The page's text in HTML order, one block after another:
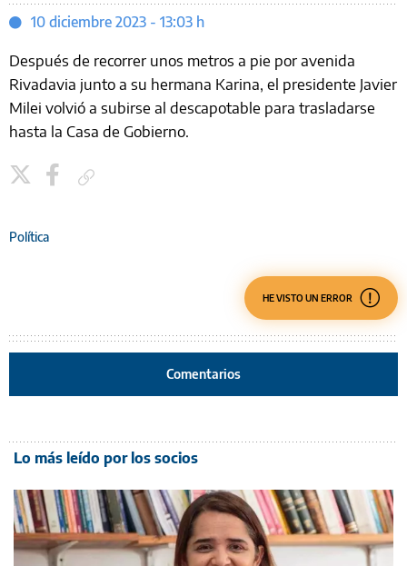
10 diciembre 2023 - 13:03 h
Después de recorrer unos metros a pie por avenida
Rivadavia junto a su hermana Karina, el presidente Javier
Milei volvió a subirse al descapotable para trasladarse
hasta la Casa de Gobierno.
Política
HE VISTO UN ERROR
Comentarios
Lo más leído por los socios